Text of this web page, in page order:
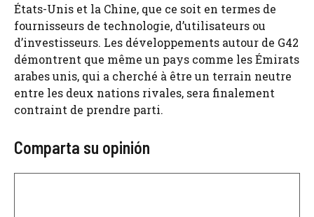
États-Unis et la Chine, que ce soit en termes de
fournisseurs de technologie, d’utilisateurs ou
d’investisseurs. Les développements autour de G42
démontrent que même un pays comme les Émirats
arabes unis, qui a cherché à être un terrain neutre
entre les deux nations rivales, sera finalement
contraint de prendre parti.
Comparta su opinión